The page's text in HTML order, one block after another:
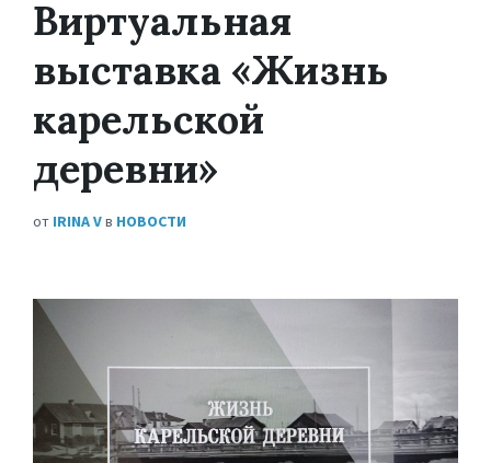
Виртуальная
выставка «Жизнь
карельской
деревни»
от IRINA Vв НОВОСТИ